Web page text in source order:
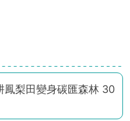
鳳梨田變身碳匯森林 30